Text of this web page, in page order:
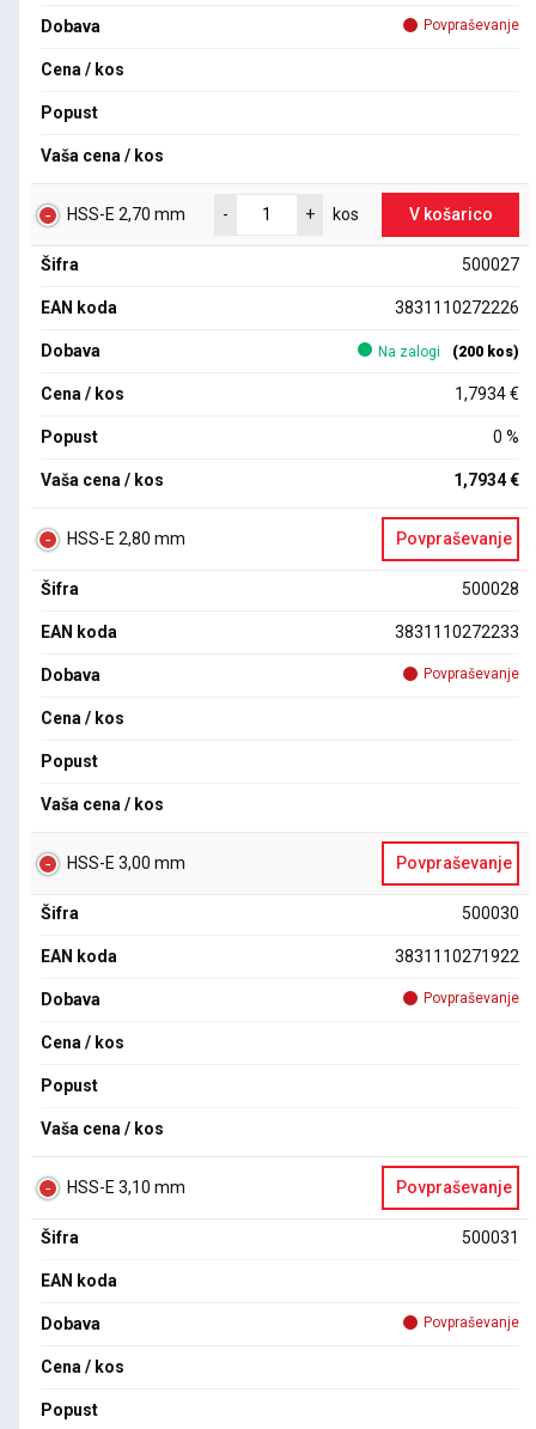
Dobava Povpraševanje
Cena / kos
Popust
Vaša cena / kos
HSS-E 2,70 mm - + kos V košarico
Šifra 500027
EAN koda 3831110272226
Dobava Na zalogi (200 kos)
Cena / kos 1,7934 €
Popust 0 %
Vaša cena / kos 1,7934 €
HSS-E 2,80 mm Povpraševanje
Šifra 500028
EAN koda 3831110272233
Dobava Povpraševanje
Cena / kos
Popust
Vaša cena / kos
HSS-E 3,00 mm Povpraševanje
Šifra 500030
EAN koda 3831110271922
Dobava Povpraševanje
Cena / kos
Popust
Vaša cena / kos
HSS-E 3,10 mm Povpraševanje
Šifra 500031
EAN koda
Dobava Povpraševanje
Cena / kos
Popust